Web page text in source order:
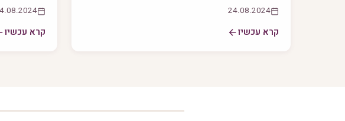
24.08.2024
קרא עכשיו קרא עכשיו